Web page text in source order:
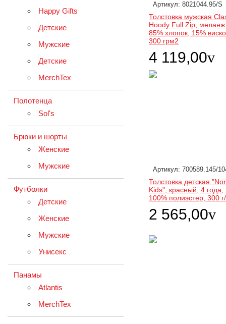
Happy Gifts
Детские
Мужские
Детские
MerchTex
Полотенца
Sol's
Брюки и шорты
Женские
Мужские
Футболки
Детские
Женские
Мужские
Унисекс
Панамы
Atlantis
MerchTex
Артикул: 8021044.95/S
Толстовка мужская
Hoody Full Zip,
85% хлопок, 15%
300 грм2
4 119,00v
Артикул: 700589.145/
Толстовка детская
Kids", красный, 4 года,
100% полиэстер, 300
2 565,00v